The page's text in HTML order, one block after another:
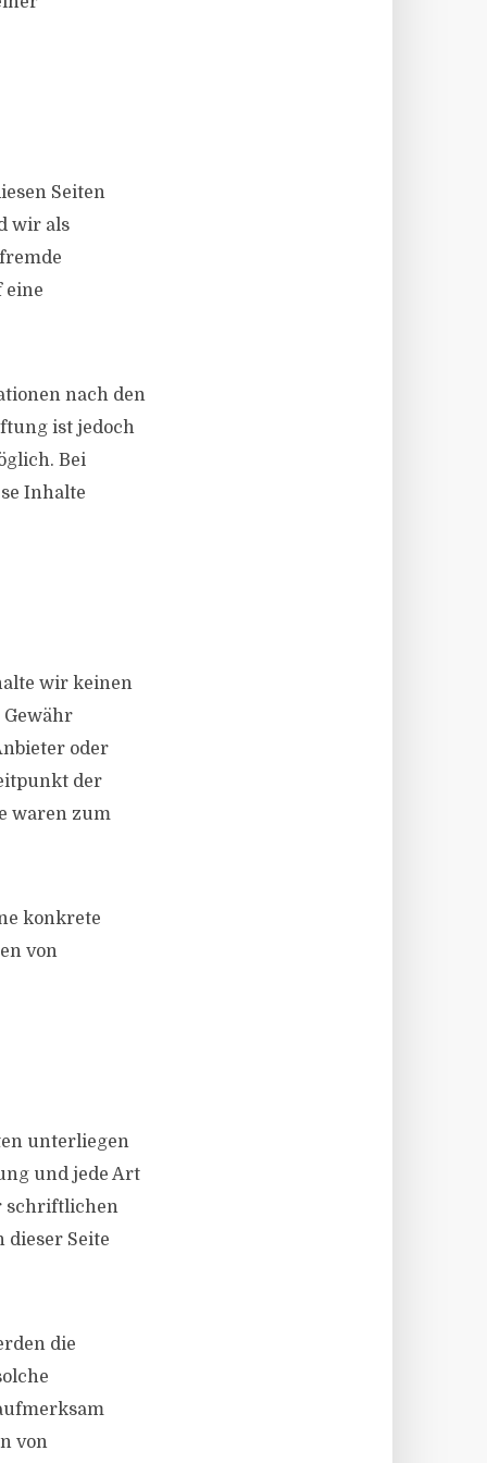
Seiten
wir als
eine
nach den
ist jedoch
Bei
Inhalte
wir keinen
oder
der
waren zum
konkrete
von
unterliegen
und jede Art
schriftlichen
dieser Seite
die
von